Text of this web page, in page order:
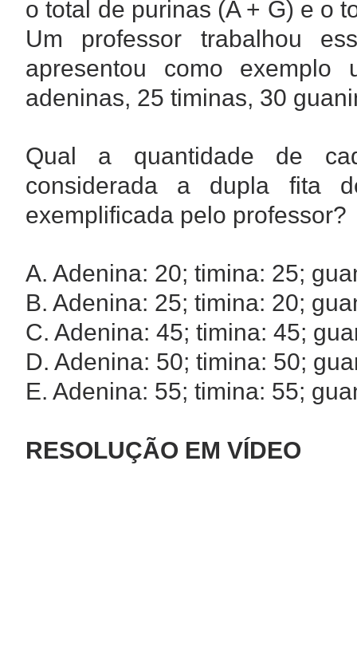
o total de purinas (A + G) e o
Um professor trabalhou
apresentou como
adeninas, 25 timinas, 30
Qual a quantidade de
considerada a dupla fita
exemplificada pelo professor?
A. Adenina: 20; timina: 25;
B. Adenina: 25; timina: 20;
C. Adenina: 45; timina: 45;
D. Adenina: 50; timina: 50;
E. Adenina: 55; timina: 55;
RESOLUÇÃO EM VÍDEO